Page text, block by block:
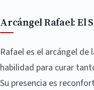
Arcángel Rafael: El
Rafael es el arcángel de
habilidad para curar
Su presencia es